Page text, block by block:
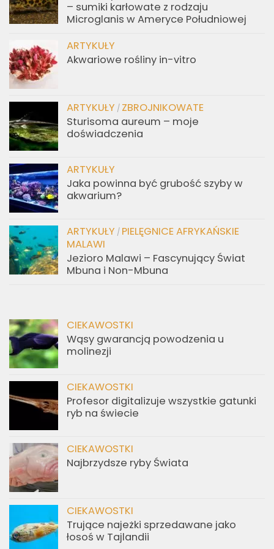
– sumiki karłowate z rodzaju
Microglanis w Ameryce Południowej
ARTYKUŁY
Akwariowe rośliny in-vitro
ARTYKUŁY / ZBROJNIKOWATE
Sturisoma aureum – moje
doświadczenia
ARTYKUŁY
Jaka powinna być grubość szyby w
akwarium?
ARTYKUŁY / PIELĘGNICE AFRYKAŃSKIE
MALAWI
Jezioro Malawi – Fascynujący Świat
Mbuna i Non-Mbuna
CIEKAWOSTKI
Wąsy gwarancją powodzenia u
molinezji
CIEKAWOSTKI
Profesor digitalizuje wszystkie gatunki
ryb na świecie
CIEKAWOSTKI
Najbrzydsze ryby Świata
CIEKAWOSTKI
Trujące najeżki sprzedawane jako
łosoś w Tajlandii